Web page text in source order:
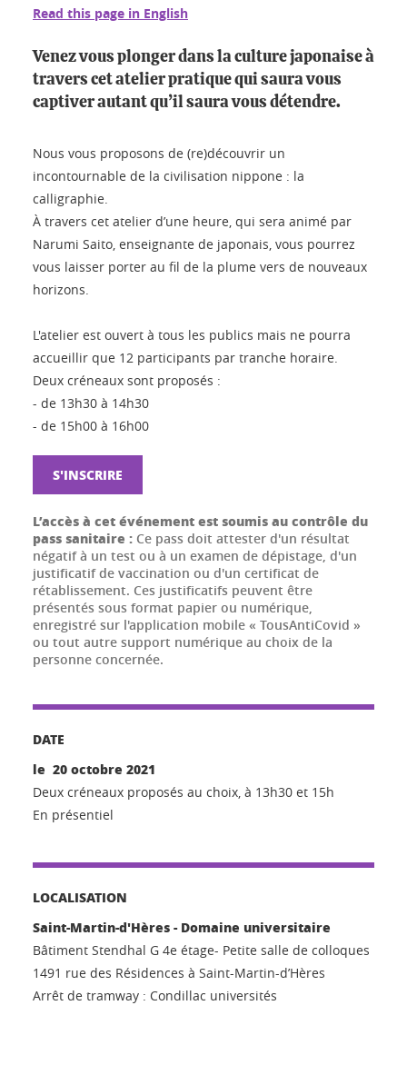
Read this page in English
Venez vous plonger dans la culture japonaise à
travers cet atelier pratique qui saura vous
captiver autant qu’il saura vous détendre.
Nous vous proposons de (re)découvrir un
incontournable de la civilisation nippone : la
calligraphie.
À travers cet atelier d’une heure, qui sera animé par
Narumi Saito, enseignante de japonais, vous pourrez
vous laisser porter au fil de la plume vers de nouveaux
horizons.
L'atelier est ouvert à tous les publics mais ne pourra
accueillir que 12 participants par tranche horaire.
Deux créneaux sont proposés :
- de 13h30 à 14h30
- de 15h00 à 16h00
S'INSCRIRE
L’accès à cet événement est soumis au contrôle du
pass sanitaire : Ce pass doit attester d'un résultat
négatif à un test ou à un examen de dépistage, d'un
justificatif de vaccination ou d'un certificat de
rétablissement. Ces justificatifs peuvent être
présentés sous format papier ou numérique,
enregistré sur l'application mobile « TousAntiCovid »
ou tout autre support numérique au choix de la
personne concernée.
DATE
le 20 octobre 2021
Deux créneaux proposés au choix, à 13h30 et 15h
En présentiel
LOCALISATION
Saint-Martin-d'Hères - Domaine universitaire
Bâtiment Stendhal G 4e étage- Petite salle de colloques
1491 rue des Résidences à Saint-Martin-d’Hères
Arrêt de tramway : Condillac universités